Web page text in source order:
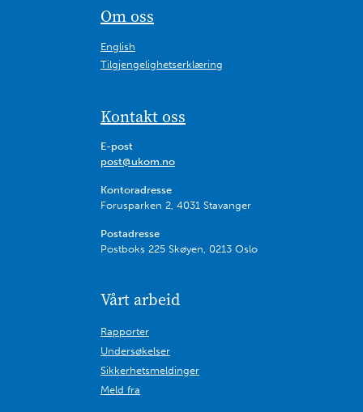
Vårt arbeid
Rapporter
Undersøkelser
Sikkerhetsmeldinger
Meld fra
Om oss
English
Tilgjengelighetserklæring
Kontakt oss
E-post
post@ukom.no
Kontoradresse
Forusparken 2, 4031 Stavanger
Postadresse
Postboks 225 Skøyen, 0213 Oslo